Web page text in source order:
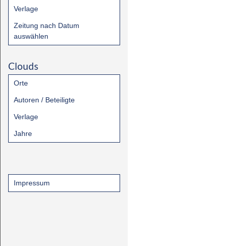
Verlage
Zeitung nach Datum
auswählen
Clouds
Orte
Autoren / Beteiligte
Verlage
Jahre
Impressum